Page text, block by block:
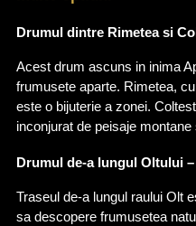
Drumul dintre Rimetea si
Acest drum ascuns in inima
frumusete aparte. Rimetea,
este o bijuterie a zonei.
inconjurat de peisaje
Drumul de-a lungul Oltului
Traseul de-a lungul raului Olt
sa descopere frumusetea